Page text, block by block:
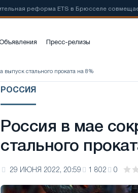
реформа ETS в Брюсселе совмещает
Пресс-релизы
выпуск стального проката на 8%
РОССИЯ
Россия в мае
стального
29 ИЮНЯ 2022, 20:59 1 802 0